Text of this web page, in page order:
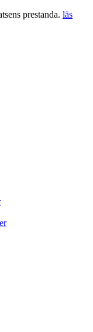
prestanda. läs